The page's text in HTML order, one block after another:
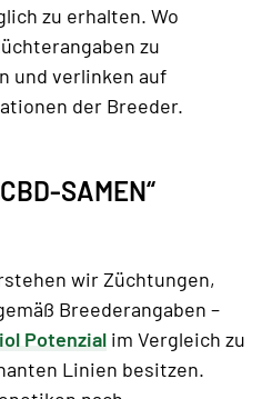
zu erhalten. Wo
zu
und verlinken auf
der Breeder.
SAMEN“
wir Züchtungen,
Breederangaben –
Potenzial im Vergleich zu
Linien besitzen.